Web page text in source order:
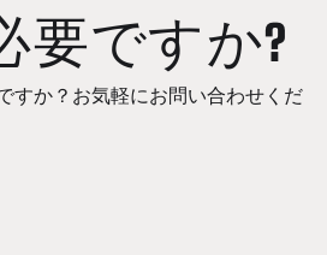
要ですか?
すか？お気軽にお問い合わせくだ